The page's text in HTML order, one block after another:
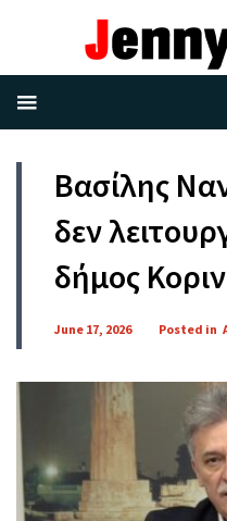
Βασίλης
δεν
δήμος
June 17, 2026 Posted in